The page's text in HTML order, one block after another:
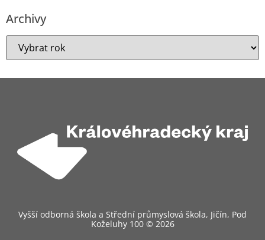
Archivy
Vyšší odborná škola a Střední průmyslová škola, Jičín, Pod
Koželuhy 100 © 2026